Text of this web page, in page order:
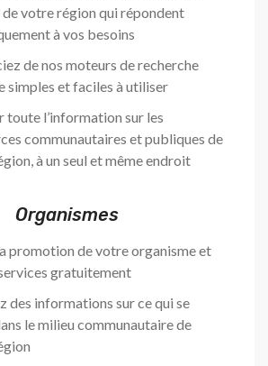
votre région qui répondent
à vos besoins
de nos moteurs de recherche
simples et faciles à utiliser
toute l’information sur les
communautaires et publiques de
à un seul et même endroit
Organismes
promotion de votre organisme et
gratuitement
des informations sur ce qui se
le milieu communautaire de